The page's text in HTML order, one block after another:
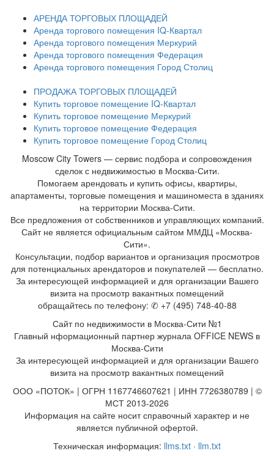
АРЕНДА ТОРГОВЫХ ПЛОЩАДЕЙ
Аренда торгового помещения IQ-Квартал
Аренда торгового помещения Меркурий
Аренда торгового помещения Федерация
Аренда торгового помещения Город Столиц
ПРОДАЖА ТОРГОВЫХ ПЛОЩАДЕЙ
Купить торговое помещение IQ-Квартал
Купить торговое помещение Меркурий
Купить торговое помещение Федерация
Купить торговое помещение Город Столиц
Moscow City Towers — сервис подбора и сопровождения
сделок с недвижимостью в Москва-Сити.
Помогаем арендовать и купить офисы, квартиры,
апартаменты, торговые помещения и машиноместа в зданиях
на территории Москва-Сити.
Все предложения от собственников и управляющих компаний.
Сайт не является официальным сайтом ММДЦ «Москва-
Сити».
Консультации, подбор вариантов и организация просмотров
для потенциальных арендаторов и покупателей — бесплатно.
За интересующей информацией и для организации Вашего
визита на просмотр вакантных помещений
обращайтесь по телефону: ✆ +7 (495) 748-40-88
Сайт по недвижимости в Москва-Сити №1
Главный нформационный партнер журнала OFFICE NEWS в
Москва-Сити
За интересующей информацией и для организации Вашего
визита на просмотр вакантных помещений
ООО «ПОТОК» | ОГРН 1167746607621 | ИНН 7726380789 | ©
МСТ 2013-2026
Информация на сайте носит справочный характер и не
является публичной офертой.
Техническая информация: llms.txt · llm.txt